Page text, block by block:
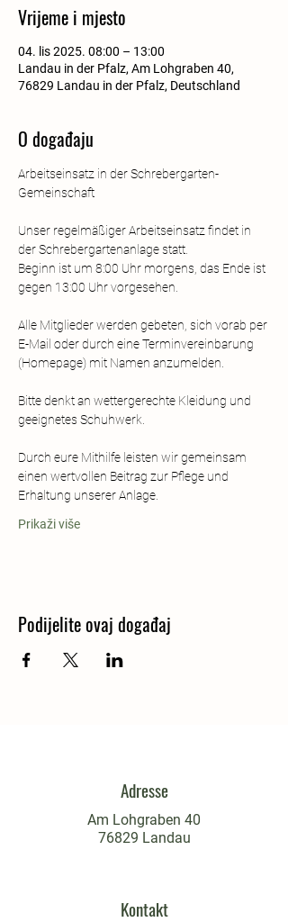
Vrijeme i mjesto
04. lis 2025. 08:00 – 13:00
Landau in der Pfalz, Am Lohgraben 40,
76829 Landau in der Pfalz, Deutschland
O događaju
Arbeitseinsatz in der Schrebergarten-
Gemeinschaft
Unser regelmäßiger Arbeitseinsatz findet in
der Schrebergartenanlage statt.
Beginn ist um 8:00 Uhr morgens, das Ende ist
gegen 13:00 Uhr vorgesehen.
Alle Mitglieder werden gebeten, sich vorab per
E-Mail oder durch eine Terminvereinbarung
(Homepage) mit Namen anzumelden.
Bitte denkt an wettergerechte Kleidung und
geeignetes Schuhwerk.
Durch eure Mithilfe leisten wir gemeinsam
einen wertvollen Beitrag zur Pflege und
Erhaltung unserer Anlage.
Prikaži više
Podijelite ovaj događaj
Adresse
Am Lohgraben 40
76829 Landau
Kontakt